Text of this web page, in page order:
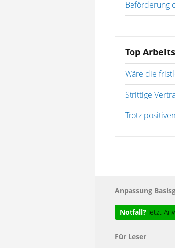
Beförderung
Top
Wäre die
Strittige
Trotz
Anpassung
Notfall? Jetzt
Für Leser